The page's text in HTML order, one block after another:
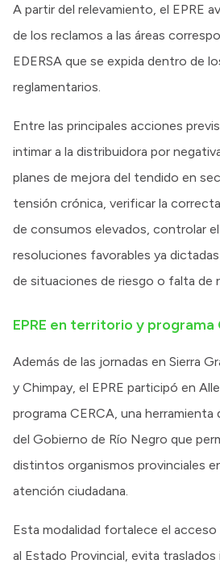
A partir del relevamiento, el EPRE
de los reclamos a las áreas
EDERSA que se expida dentro de
reglamentarios.
Entre las principales acciones
intimar a la distribuidora por
planes de mejora del tendido en
tensión crónica, verificar la
de consumos elevados, controlar
resoluciones favorables ya
de situaciones de riesgo o falta de
EPRE en territorio y programa
Además de las jornadas en Sierra
y Chimpay, el EPRE participó en
programa CERCA, una
del Gobierno de Río Negro que
distintos organismos provinciales
atención ciudadana.
Esta modalidad fortalece el
al Estado Provincial, evita